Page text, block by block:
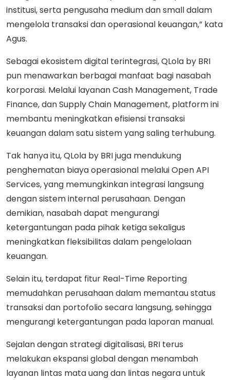
institusi, serta pengusaha medium dan small dalam
mengelola transaksi dan operasional keuangan,” kata
Agus.
Sebagai ekosistem digital terintegrasi, QLola by BRI
pun menawarkan berbagai manfaat bagi nasabah
korporasi. Melalui layanan Cash Management, Trade
Finance, dan Supply Chain Management, platform ini
membantu meningkatkan efisiensi transaksi
keuangan dalam satu sistem yang saling terhubung.
Tak hanya itu, QLola by BRI juga mendukung
penghematan biaya operasional melalui Open API
Services, yang memungkinkan integrasi langsung
dengan sistem internal perusahaan. Dengan
demikian, nasabah dapat mengurangi
ketergantungan pada pihak ketiga sekaligus
meningkatkan fleksibilitas dalam pengelolaan
keuangan.
Selain itu, terdapat fitur Real-Time Reporting
memudahkan perusahaan dalam memantau status
transaksi dan portofolio secara langsung, sehingga
mengurangi ketergantungan pada laporan manual.
Sejalan dengan strategi digitalisasi, BRI terus
melakukan ekspansi global dengan menambah
layanan lintas mata uang dan lintas negara untuk